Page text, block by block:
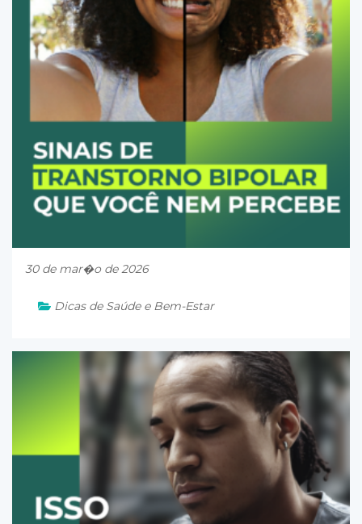
30 de mar�o de 2026
Dicas de Saúde e Bem-Estar